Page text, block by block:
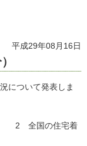
平成29年08月16日
について発表しま
国の住宅着